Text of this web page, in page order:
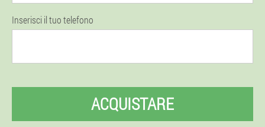
Inserisci il tuo telefono
ACQUISTARE